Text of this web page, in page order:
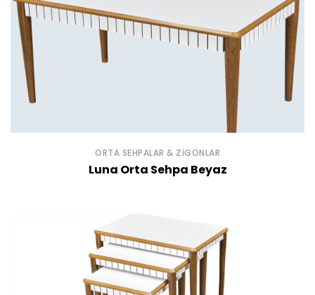
ORTA SEHPALAR & ZIGONLAR
Luna Orta Sehpa Beyaz